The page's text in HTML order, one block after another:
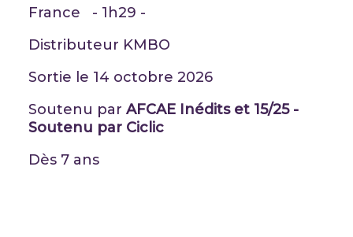
France - 1h29 -
Distributeur KMBO
Sortie le 14 octobre 2026
Soutenu par AFCAE Inédits et 15/25 -
Soutenu par Ciclic
Dès 7 ans